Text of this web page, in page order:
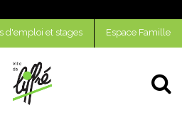
d'emploi et stages Espace Famille